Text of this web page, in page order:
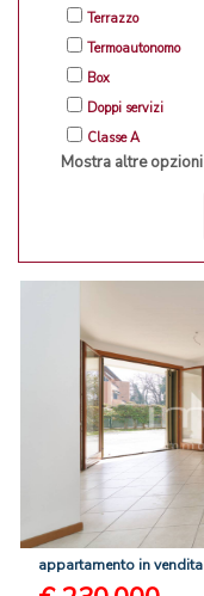
Terrazzo
Termoautonomo
Box
Doppi servizi
Classe A
Mostra altre opzioni
appartamento invendita